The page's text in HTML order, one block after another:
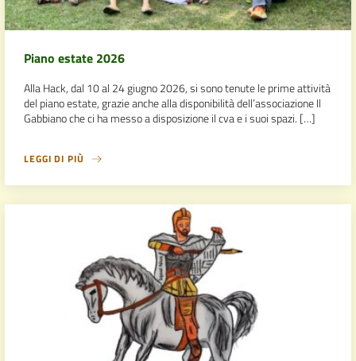
Piano estate 2026
Alla Hack, dal 10 al 24 giugno 2026, si sono tenute le prime attività
del piano estate, grazie anche alla disponibilità dell’associazione Il
Gabbiano che ci ha messo a disposizione il cva e i suoi spazi. […]
LEGGI DI PIÙ